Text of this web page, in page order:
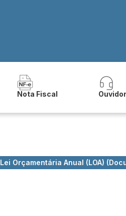
Nota Fiscal
Lei Orçamentária Anual (LOA)